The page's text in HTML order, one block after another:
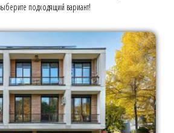
подходящий вариант!